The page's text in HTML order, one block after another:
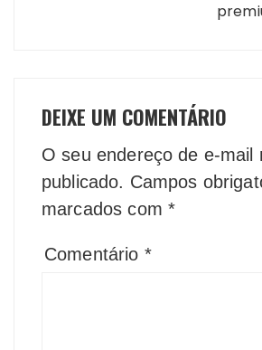
DEIXE UM COMENTÁRIO
O seu endereço de e-mail
publicado. Campos
marcados com *
Comentário *